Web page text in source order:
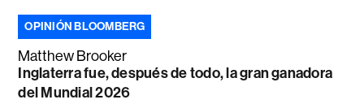
OPINIÓN BLOOMBERG
Matthew Brooker
Inglaterra fue, después de todo, la gran ganadora
del Mundial 2026